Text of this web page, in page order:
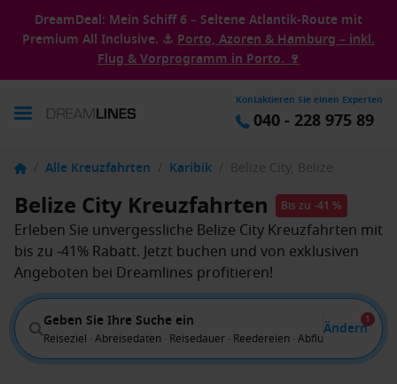
DreamDeal: Mein Schiff 6 – Seltene Atlantik-Route mit
Premium All Inclusive. ⚓ Porto, Azoren & Hamburg – inkl.
Flug & Vorprogramm in Porto. 🍷
Kontaktieren Sie einen Experten
040 - 228 975 89
/ Alle Kreuzfahrten / Karibik / Belize City, Belize
Belize City Kreuzfahrten Bis zu -41 %
Erleben Sie unvergessliche Belize City Kreuzfahrten mit
bis zu -41% Rabatt. Jetzt buchen und von exklusiven
Angeboten bei Dreamlines profitieren!
Geben Sie Ihre Suche ein
Reiseziel · Abreisedaten · Reisedauer · Reedereien · Abflug von
Ändern
1